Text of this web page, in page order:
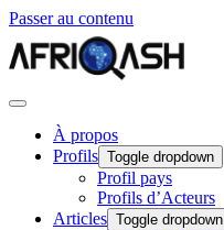
Passer au contenu
À propos
Profils Toggle dropdown
Profil pays
Profils d’Acteurs
Articles Toggle dropdown